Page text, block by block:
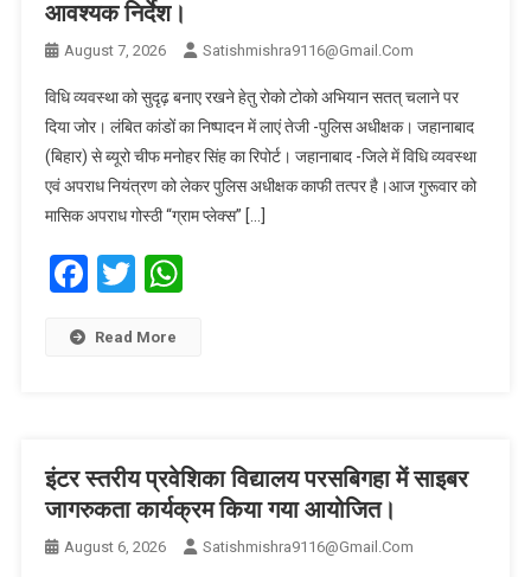
आवश्यक निर्देश।
August 7, 2026 Satishmishra9116@gmail.com
विधि व्यवस्था को सुदृढ़ बनाए रखने हेतु रोको टोको अभियान सतत् चलाने पर
दिया जोर। लंबित कांडों का निष्पादन में लाएं तेजी -पुलिस अधीक्षक। जहानाबाद
(बिहार) से ब्यूरो चीफ मनोहर सिंह का रिपोर्ट। जहानाबाद -जिले में विधि व्यवस्था
एवं अपराध नियंत्रण को लेकर पुलिस अधीक्षक काफी तत्पर है।आज गुरूवार को
मासिक अपराध गोस्ठी “ग्राम प्लेक्स” […]
Facebook
TwitterWhatsApp
Read More
इंटर स्तरीय प्रवेशिका विद्यालय परसबिगहा में साइबर
जागरुकता कार्यक्रम किया गया आयोजित।
August 6, 2026 Satishmishra9116@gmail.com